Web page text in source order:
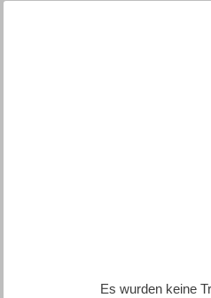
Es wurden keine